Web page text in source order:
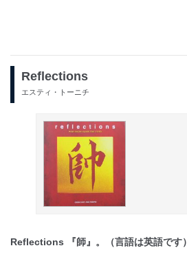
Reflections
エスティ・トーニチ
Reflections 『師』。（言語は英語です）